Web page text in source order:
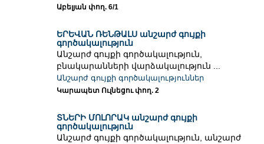
Աբելյան փող. 6/1
ԵՐԵՎԱՆ ՌԵՆԹԱԼՍ անշարժ գույքի
գործակալություն
Անշարժ գույքի գործակալություն,
բնակարանների վարձակալություն ...
Անշարժ գույքի գործակալություններ
Կարապետ Ուլնեցու փող. 2
ՏՆԵՐԻ ՄՈԼՈՐԱԿ անշարժ գույքի
գործակալություն
Անշարժ գույքի գործակալություն, անշարժ